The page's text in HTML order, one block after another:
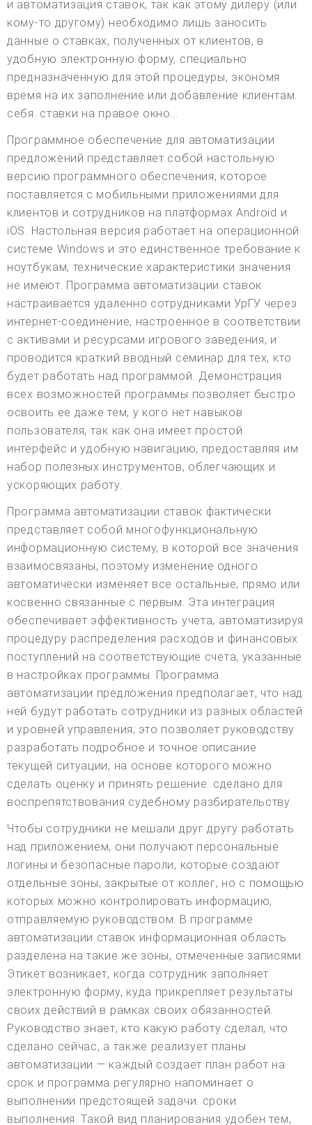
и автоматизация ставок, так как этому дилеру (или
кому-то другому) необходимо лишь заносить
данные о ставках, полученных от клиентов, в
удобную электронную форму, специально
предназначенную для этой процедуры, экономя
время на их заполнение или добавление клиентам.
себя. ставки на правое окно...
Программное обеспечение для автоматизации
предложений представляет собой настольную
версию программного обеспечения, которое
поставляется с мобильными приложениями для
клиентов и сотрудников на платформах Android и
iOS. Настольная версия работает на операционной
системе Windows и это единственное требование к
ноутбукам, технические характеристики значения
не имеют. Программа автоматизации ставок
настраивается удаленно сотрудниками УрГУ через
интернет-соединение, настроенное в соответствии
с активами и ресурсами игрового заведения, и
проводится краткий вводный семинар для тех, кто
будет работать над программой. Демонстрация
всех возможностей программы позволяет быстро
освоить ее даже тем, у кого нет навыков
пользователя, так как она имеет простой
интерфейс и удобную навигацию, предоставляя им
набор полезных инструментов, облегчающих и
ускоряющих работу.
Программа автоматизации ставок фактически
представляет собой многофункциональную
информационную систему, в которой все значения
взаимосвязаны, поэтому изменение одного
автоматически изменяет все остальные, прямо или
косвенно связанные с первым. Эта интеграция
обеспечивает эффективность учета, автоматизируя
процедуру распределения расходов и финансовых
поступлений на соответствующие счета, указанные
в настройках программы. Программа
автоматизации предложения предполагает, что над
ней будут работать сотрудники из разных областей
и уровней управления; это позволяет руководству
разработать подробное и точное описание
текущей ситуации, на основе которого можно
сделать оценку и принять решение. сделано для
воспрепятствования судебному разбирательству.
Чтобы сотрудники не мешали друг другу работать
над приложением, они получают персональные
логины и безопасные пароли, которые создают
отдельные зоны, закрытые от коллег, но с помощью
которых можно контролировать информацию,
отправляемую руководством. В программе
автоматизации ставок информационная область
разделена на такие же зоны, отмеченные записями.
Этикет возникает, когда сотрудник заполняет
электронную форму, куда прикрепляет результаты
своих действий в рамках своих обязанностей.
Руководство знает, кто какую работу сделал, что
сделано сейчас, а также реализует планы
автоматизации — каждый создает план работ на
срок и программа регулярно напоминает о
выполнении предстоящей задачи. сроки
выполнения. Такой вид планирования удобен тем,